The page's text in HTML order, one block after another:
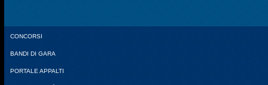
CONCORSI
BANDI DI GARA
PORTALE APPALTI